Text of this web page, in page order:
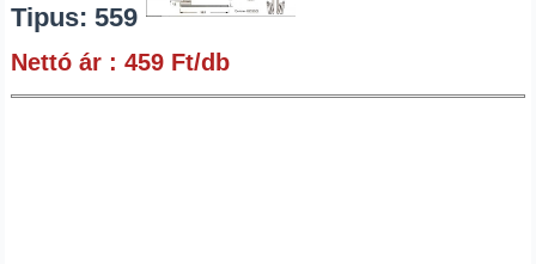
Tipus: 559
Nettó ár : 459 Ft/db